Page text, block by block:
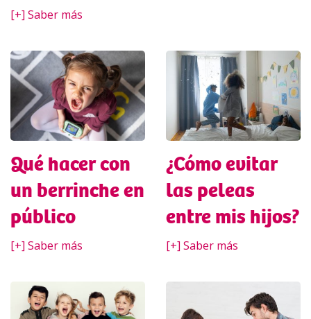
[+] Saber más
Qué hacer con
un berrinche en
público
[+] Saber más
¿Cómo evitar
las peleas
entre mis hijos?
[+] Saber más